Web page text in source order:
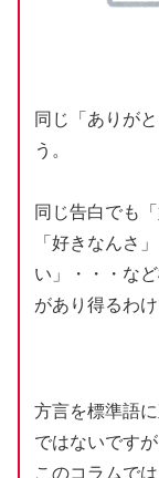
同 じ「ありが
う。
同 じ告白でも「
「 好きなんさ」
い」・・・など
があり 得るわけ
方言を標準語に
ではないですが
このコラムで